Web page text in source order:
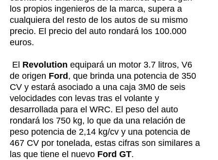
los propios ingenieros de la marca, supera a
cualquiera del resto de los autos de su mismo
precio. El precio del auto rondará los 100.000
euros.
El Revolution equipará un motor 3.7 litros, V6
de origen Ford , que brinda una potencia de 350
CV y estará asociado a una caja 3M0 de seis
velocidades con levas tras el volante y
desarrollada para el WRC. El peso del auto
rondará los 750 kg, lo que da una relación de
peso potencia de 2,14 kg/cv y una potencia de
467 CV por tonelada, estas cifras son similares a
las que tiene el nuevo Ford GT.